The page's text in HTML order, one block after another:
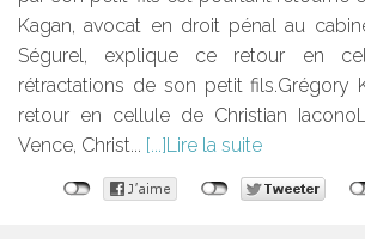
Kagan, avocat en droit pénal au
Ségurel, explique ce retour en
rétractations de son petit fils.Grégory
retour en cellule de Christian
Vence, Christ...
Lire la suite